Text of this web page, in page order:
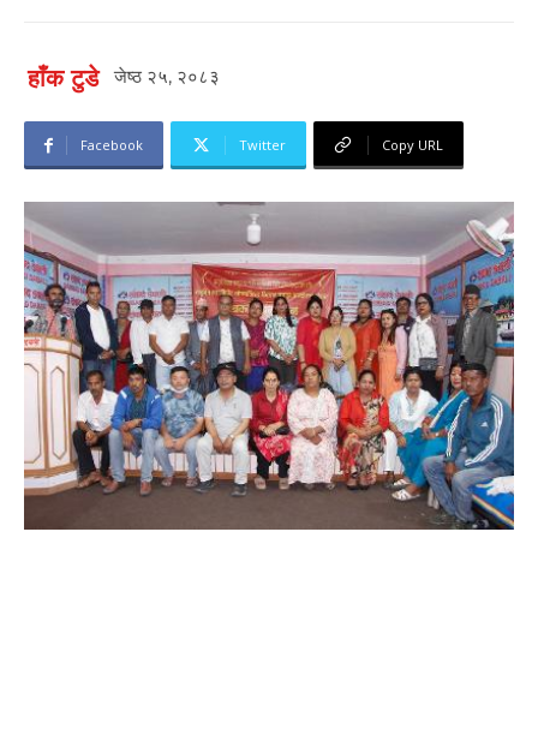
हाँक टुडे जेष्ठ २५, २०८३
Facebook Twitter Copy URL